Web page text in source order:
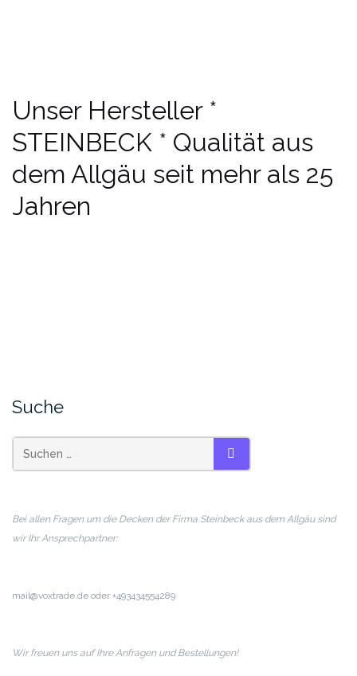
Unser Hersteller *
STEINBECK * Qualität aus
dem Allgäu seit mehr als 25
Jahren
Suche
SUCHEN
Bei allen Fragen um die Decken der Firma Steinbeck aus dem Allgäu sind
wir Ihr Ansprechpartner:
mail@voxtrade.de oder +493434554289
Wir freuen uns auf Ihre Anfragen und Bestellungen!